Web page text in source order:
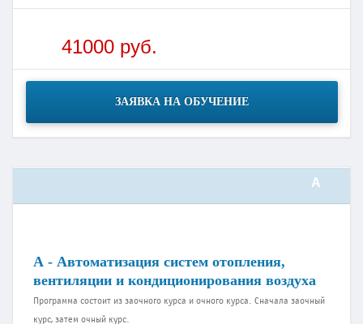
41000 руб.
ЗАЯВКА НА ОБУЧЕНИЕ
А
А - Автоматизация систем отопления,
вентиляции и кондиционирования воздуха
Программа состоит из заочного курса и очного курса. Сначала заочный
курс, затем очный курс.